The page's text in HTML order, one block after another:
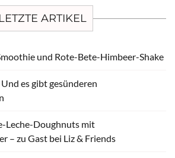
LETZTE ARTIKEL
und Rote-Bete-Himbeer-Shake
es gibt gesünderen
Leche-Doughnuts mit
– zu Gast bei Liz & Friends